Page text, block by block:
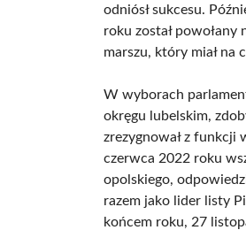
odniósł sukcesu.
roku został powołany
marszu, który miał
W wyborach
okręgu lubelskim,
zrezygnował z funkcji
czerwca 2022 roku
opolskiego,
razem jako lider listy
końcem roku, 27